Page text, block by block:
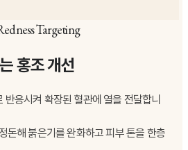
Targeting
홍조 개선
응시켜 확장된 혈관에 열을 전달합니
돈해 붉은기를 완화하고 피부 톤을 한층